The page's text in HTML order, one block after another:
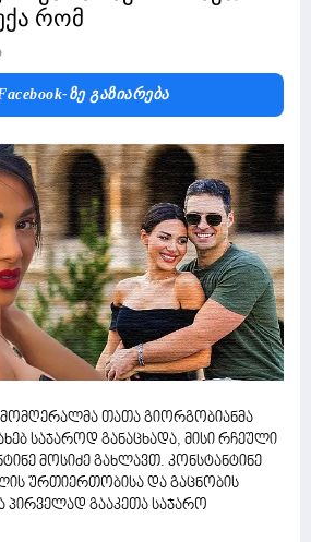
რომ
Ზე Გაზიარება
მომღერალმა თათა გიორგობიანმა
საჯაროდ განაცხადა, მისი რჩეული
მოსიძე გახლავთ. კონსტანტინე
ურთიერთობისა და გაცნობის
პირველად გააკეთა საჯარო